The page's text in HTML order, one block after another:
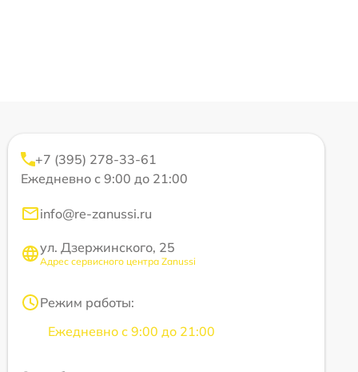
+7 (395) 278-33-61
Ежедневно с 9:00 до 21:00
info@re-zanussi.ru
ул. Дзержинского, 25
Адрес сервисного центра Zanussi
Режим работы:
Ежедневно с 9:00 до 21:00